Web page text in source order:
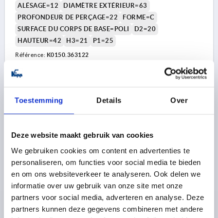
Toestemming Details Over
Deze website maakt gebruik van cookies
We gebruiken cookies om content en advertenties te
personaliseren, om functies voor social media te bieden
en om ons websiteverkeer te analyseren. Ook delen we
informatie over uw gebruik van onze site met onze
partners voor social media, adverteren en analyse. Deze
partners kunnen deze gegevens combineren met andere
ALÉSAGE=12
DIAMÈTRE EXTÉRIEUR=63
PROFONDEUR DE PERÇAGE=22
FORME=C
SURFACE DU CORPS DE BASE=POLI
D2=20
HAUTEUR=42
H3=21 P1=25
Référence: K0150.363122
15,73 €
BOUTON ÉTOILE, FORME:C À DIN6336, D1=32, H=21,
D=6, ACIER INOX. GRENAILLÉ